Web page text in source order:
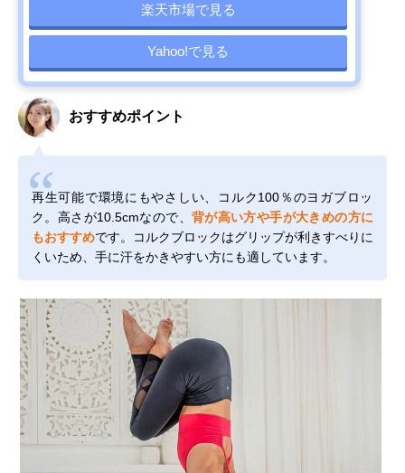
楽天市場で見る
Yahoo!で見る
おすすめポイント
再生可能で環境にもやさしい、コルク100％のヨガブロッ
ク。高さが10.5cmなので、 背が高い方や手が大きめの方に
もおすすめです。コルクブロックはグリップが利きすべりに
くいため、手に汗をかきやすい方にも適しています。